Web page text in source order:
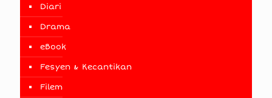
Diari
Drama
eBook
Fesyen & Kecantikan
Filem